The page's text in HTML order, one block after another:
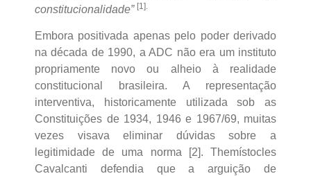
constitucionalidade” [1].
Embora positivada apenas pelo poder derivado
na década de 1990, a ADC não era um instituto
propriamente novo ou alheio à realidade
constitucional brasileira. A representação
interventiva, historicamente utilizada sob as
Constituições de 1934, 1946 e 1967/69, muitas
vezes visava eliminar dúvidas sobre a
legitimidade de uma norma [2]. Themístocles
Cavalcanti defendia que a arguição de